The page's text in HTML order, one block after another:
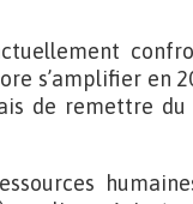
s’amplifier en
de remettre du